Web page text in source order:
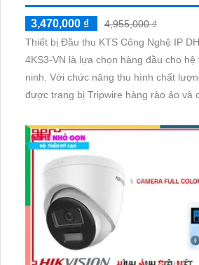
3,470,000 ₫
4,955,000 ₫
Thiết bị Đầu thu KTS Công Nghệ IP
4KS3-VN là lựa chọn hàng đầu cho hệ
ninh. Với chức năng thu hình chất lượng cao, đặc biệt
được trang bị Tripwire hàng rào ảo và
H.265+/H